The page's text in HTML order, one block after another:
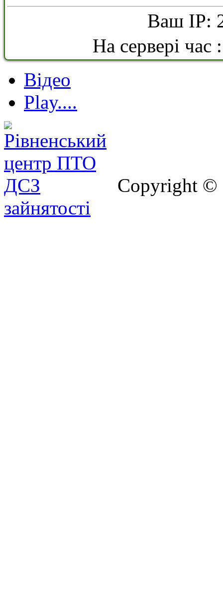
Ваш IP:
На сервері
Відео
Play....
Copyright
зайнятості